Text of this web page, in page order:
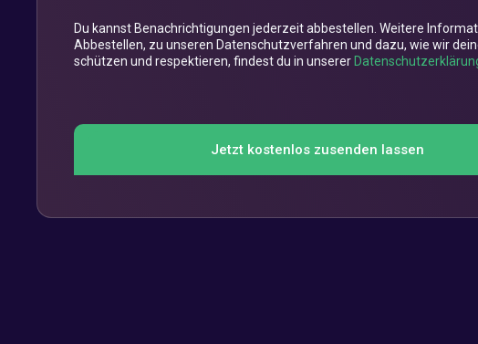
Du kannst Benachrichtigungen jederzeit abbestellen. Weitere
Abbestellen, zu unseren Datenschutzverfahren und dazu, wie wir
schützen und respektieren, findest du in unserer